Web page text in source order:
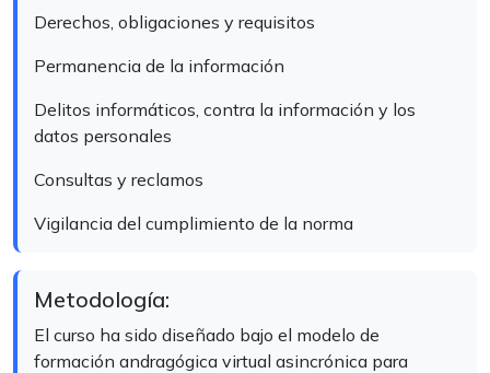
Derechos, obligaciones y requisitos
Permanencia de la información
Delitos informáticos, contra la información y los
datos personales
Consultas y reclamos
Vigilancia del cumplimiento de la norma
Metodología:
El curso ha sido diseñado bajo el modelo de
formación andragógica virtual asincrónica para